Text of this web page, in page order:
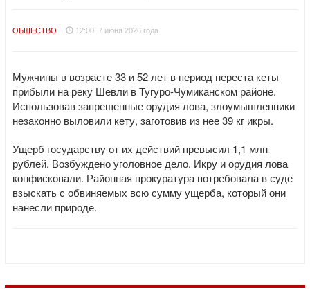
ОБЩЕСТВО 12:00, 7 июня 2026 года
Мужчины в возрасте 33 и 52 лет в период нереста кеты
прибыли на реку Шевли в Тугуро-Чумиканском районе.
Использовав запрещенные орудия лова, злоумышленники
незаконно выловили кету, заготовив из нее 39 кг икры.
Ущерб государству от их действий превысил 1,1 млн
рублей. Возбуждено уголовное дело. Икру и орудия лова
конфисковали. Районная прокуратура потребовала в суде
взыскать с обвиняемых всю сумму ущерба, который они
нанесли природе.